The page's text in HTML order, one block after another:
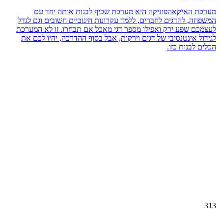
מערכת האיקאהפוניקה היא מערכת שכיף לבנות אותה יחד עם
המשפחה, להדגים לחברים, ללמד עקרונות חינוכיים חשובים וגם לגדל
לעצמכם שפע ירק ואפילו מספר דגי מאכל אם תבחרו. זו לא המערכת
לגידול אינטנסיבי של דגים וירקות, אבל בסוף ההדרכה, יהיו לכם את
הכלים לבנות כזו.
313